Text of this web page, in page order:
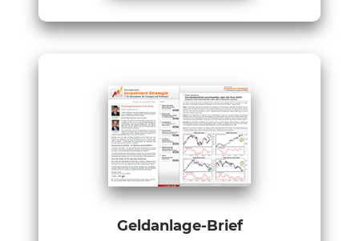
Geldanlage-Brief